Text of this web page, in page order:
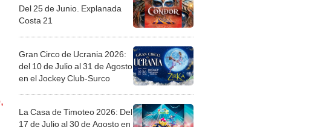
Costa 21
Gran Circo de Ucrania 2026:
del 10 de Julio al 31 de Agosto
en el Jockey Club-Surco
La Casa de Timoteo 2026: Del
17 de Julio al 30 de Agosto en
Mega Plaza - Independencia